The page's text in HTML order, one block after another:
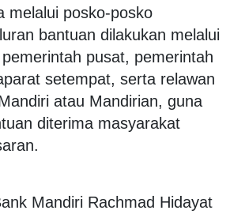
melalui posko-posko
bantuan dilakukan melalui
pusat, pemerintah
setempat, serta relawan
atau Mandirian, guna
diterima masyarakat
Mandiri Rachmad Hidayat